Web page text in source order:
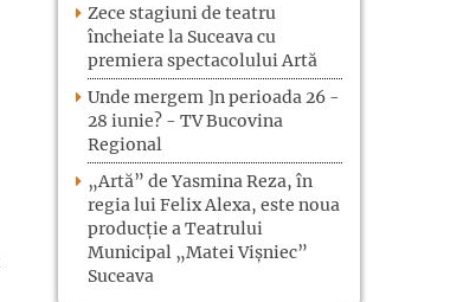
Zece stagiuni de teatru
încheiate la Suceava cu
premiera spectacolului Artă
Unde mergem ]n perioada 26 -
28 iunie? - TV Bucovina
Regional
„Artă” de Yasmina Reza, în
regia lui Felix Alexa, este noua
producție a Teatrului
Municipal „Matei Vișniec”
Suceava